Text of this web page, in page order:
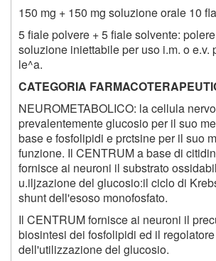
150 mg + 150 mg soluzione orale 10
5 fiale polvere + 5 fiale solvente:
soluzione iniettabile per uso i.m. o e.v.
le^a.
CATEGORIA
NEUROMETABOLICO: la cellula
prevalentemente glucosio per il suo
base e fosfolipidi e prctsine per il suo
funzione. Il CENTRUM a base di
fornisce ai neuroni il substrato
u.iljzazione del glucosio:il ciclo di
shunt dell'esoso monofosfato.
Il CENTRUM fornisce ai neuroni il
biosintesi dei fosfolipidi ed il
dell'utilizzazione del glucosio.